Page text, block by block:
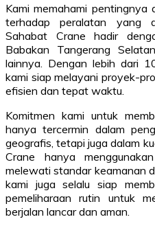
Kami memahami
terhadap peralatan yang
Sahabat Crane hadir
Babakan Tangerang
lainnya. Dengan lebih dari
kami siap melayani proyek-
efisien dan tepat waktu.
Komitmen kami untuk
hanya tercermin dalam
geografis, tetapi juga dalam
Crane hanya
melewati standar keamanan
kami juga selalu siap
pemeliharaan rutin untuk
berjalan lancar dan aman.